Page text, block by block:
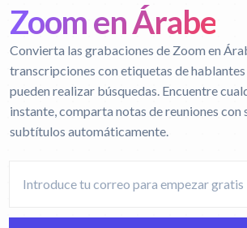
Zoom en Árabe
Convierta las grabaciones de Zoom en
transcripciones con etiquetas de hablantes
pueden realizar búsquedas. Encuentre
instante, comparta notas de reuniones con
subtítulos automáticamente.